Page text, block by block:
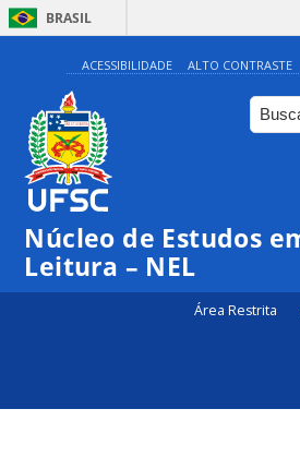
BRASIL
ACESSIBILIDADE ALTO CONTRASTE
Núcleo de Estudos
Leitura – NEL
Área Restrita